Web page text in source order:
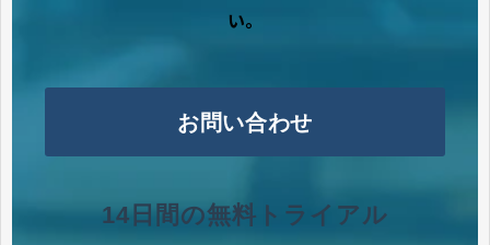
い。
お問い合わせ
14日間の無料トライアル